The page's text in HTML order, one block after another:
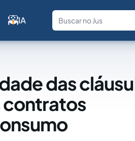
IA
Fale com
das
contratos